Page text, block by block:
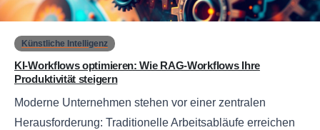
Künstliche Intelligenz
KI-Workflows optimieren: Wie RAG-Workflows Ihre
Produktivität steigern
Moderne Unternehmen stehen vor einer zentralen
Herausforderung: Traditionelle Arbeitsabläufe erreichen